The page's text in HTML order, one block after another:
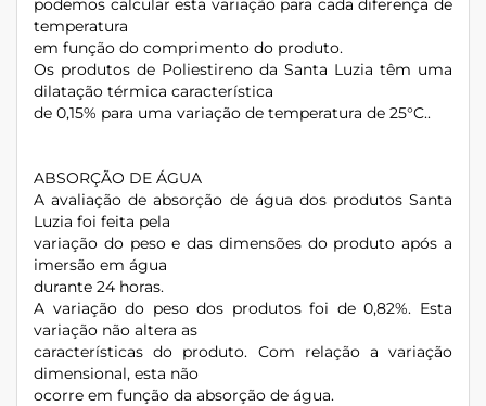
podemos calcular esta variação para cada diferença de
temperatura
em função do comprimento do produto.
Os produtos de Poliestireno da Santa Luzia têm uma
dilatação térmica característica
de 0,15% para uma variação de temperatura de 25°C..
ABSORÇÃO DE ÁGUA
A avaliação de absorção de água dos produtos Santa
Luzia foi feita pela
variação do peso e das dimensões do produto após a
imersão em água
durante 24 horas.
A variação do peso dos produtos foi de 0,82%. Esta
variação não altera as
características do produto. Com relação a variação
dimensional, esta não
ocorre em função da absorção de água.